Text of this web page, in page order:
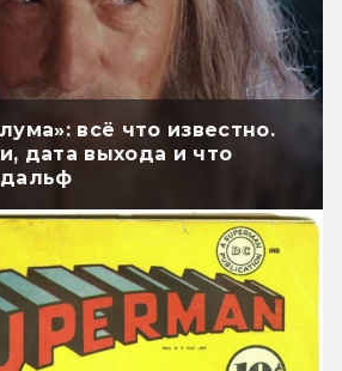
всё что известно.
дата выхода и что